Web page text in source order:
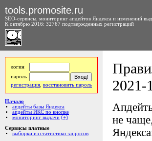
tools.promosite.ru
SEO-сервисы, мониторинг апдейтов Яндекса и изменений
К октябрю 2016: 32767 подтвержденных регистраций
логин
пароль
регистрация восстановить пароль
Начало
апдейты базы Яндекса
апдейты ИКС по кнопке
мониторинг выдачи (+)
Сервисы платные
выборки из статистики запросов
2021-
не